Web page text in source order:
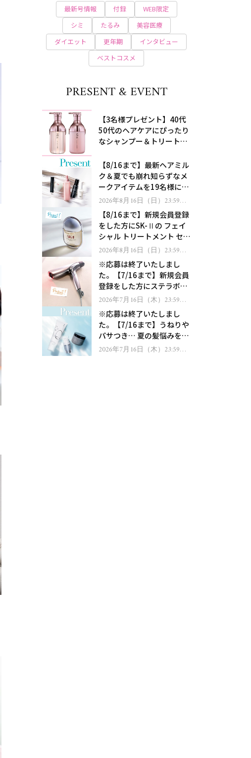
最新号情報 付録
WEB限定
シミ
たるみ
美容医療
ダイエット
更年期
インタビュー
ベストコスメ
PRESENT & EVENT
【3名様プレゼント】40代
50代のヘアケアにぴったり
なシャンプー＆トリートメ
処！
【8/16まで】最新ヘアミル
ク＆夏でも崩れ知らずなメ
ークアイテムを19名様にプ
レゼント！
2026年8月16日（日）23:59ま
で【8/16まで】新規会員登録
をした方にSK-Ⅱの フェイ
シャル トリートメント セラ
ムをプレゼント！
2026年8月16日（日）23:59ま
※応募は終了いたしまし
た。【7/16まで】新規会員
登録をした方にステラボー
テのシャインリバース ヘア
ゼント！
2026年7月16日（木）23:59ま
※応募は終了いたしまし
た。【7/16まで】うねりや
パサつき… 夏の髪悩みを解
消するヘアケアアイテムを
2026年7月16日（木）23:59ま